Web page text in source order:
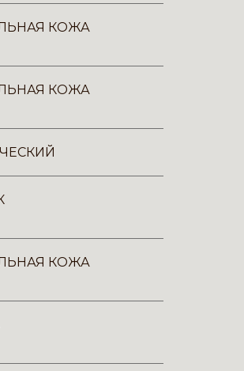
КОЖА
КОЖА
КОЖА